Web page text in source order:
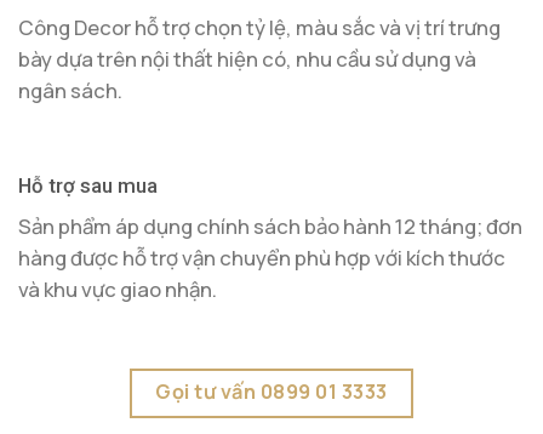
Công Decor hỗ trợ chọn tỷ lệ, màu sắc và vị trí trưng
bày dựa trên nội thất hiện có, nhu cầu sử dụng và
ngân sách.
Hỗ trợ sau mua
Sản phẩm áp dụng chính sách bảo hành 12 tháng; đơn
hàng được hỗ trợ vận chuyển phù hợp với kích thước
và khu vực giao nhận.
Gọi tư vấn 0899 01 3333